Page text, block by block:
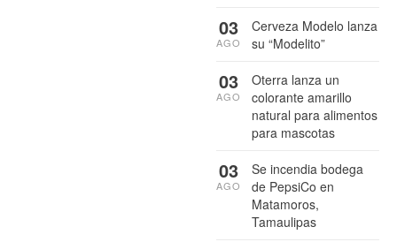
Cerveza Modelo lanza
su “Modelito”
03
AGO
Oterra lanza un
colorante amarillo
natural para alimentos
para mascotas
03
AGO
Se incendia bodega
de PepsiCo en
Matamoros,
Tamaulipas
03
AGO